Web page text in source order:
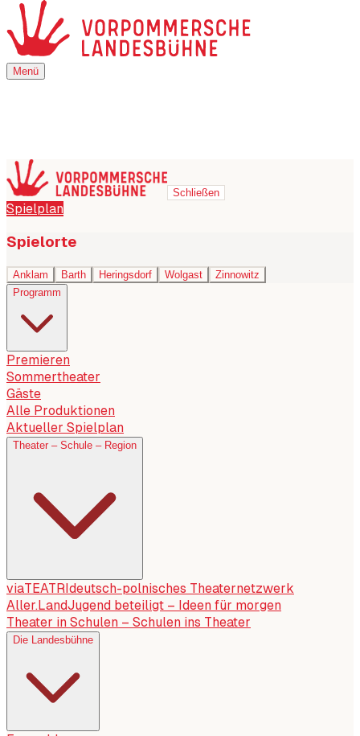
Menü
Menü
Schließen
Spielplan
Spielorte
Anklam Barth Heringsdorf Wolgast
Zinnowitz
Programm
Premieren
Sommertheater
Gäste
Alle Produktionen
Aktueller Spielplan
Theater – Schule – Region
viaTEATRI deutsch-polnisches Theaternetzwerk
Aller.LandJugend beteiligt – Ideen für morgen
Theater in Schulen – Schulen ins Theater
Die Landesbühne